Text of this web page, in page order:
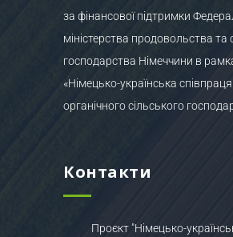
за фінансової підтримки
міністерства продовольства та
господарства Німеччини в
«Німецько-українська співпраця
органічного сільського
Контакти
Проєкт "Німецько-